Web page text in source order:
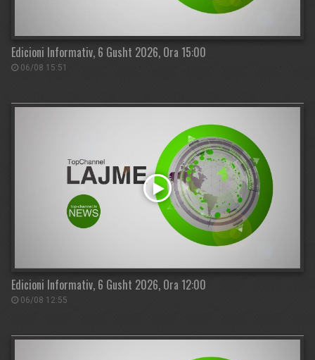
Edicioni Informativ, 6 Gusht 2026, Ora 15:00
06/08 15:51
Edicioni Informativ, 6 Gusht 2026, Ora 12:00
06/08 12:55